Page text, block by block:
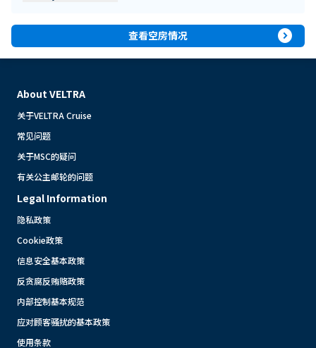
查看空房情况 expand_circle_right
About VELTRA
关于VELTRA Cruise
常见问题
关于MSC的疑问
有关公主邮轮的问题
Legal Information
隐私政策
Cookie政策
信息安全基本政策
反贪腐反贿赂政策
内部控制基本规范
应对顾客骚扰的基本政策
使用条款